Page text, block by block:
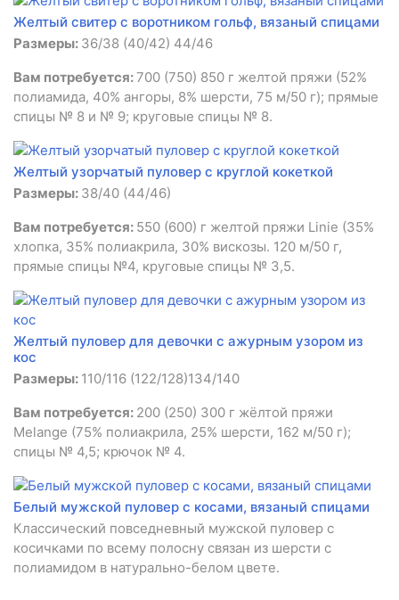
Желтый свитер с воротником гольф, вязаный спицами
Размеры: 36/38 (40/42) 44/46
Вам потребуется:700 (750) 850 г желтой пряжи (52%
полиамида, 40% ангоры, 8% шерсти, 75 м/50 г); прямые
спицы № 8 и № 9; круговые спицы № 8.
Желтый узорчатый пуловер с круглой кокеткой
Размеры: 38/40 (44/46)
Вам потребуется: 550 (600) г желтой пряжи Linie (35%
хлопка, 35% полиакрила, 30% вискозы. 120 м/50 г,
прямые спицы №4, круговые спицы № 3,5.
Желтый пуловер для девочки с ажурным узором из
кос
Размеры: 110/116 (122/128)134/140
Вам потребуется: 200 (250) 300 г жёлтой пряжи
Melange (75% полиакрила, 25% шерсти, 162 м/50 г);
спицы № 4,5; крючок № 4.
Белый мужской пуловер с косами, вязаный спицами
Классический повседневный мужской пуловер с
косичками по всему полосну связан из шерсти с
полиамидом в натурально-белом цвете.